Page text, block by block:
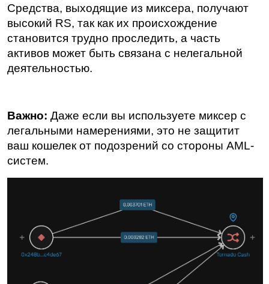
Средства, выходящие из миксера, получают
высокий RS, так как их происхождение
становится трудно проследить, а часть
активов может быть связана с нелегальной
деятельностью.
Важно: Даже если вы используете миксер с
легальными намерениями, это не защитит
ваш кошелек от подозрений со стороны AML-
систем.